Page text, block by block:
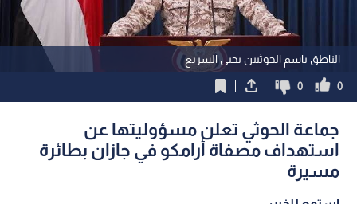
الناطق باسم الحوثيين يحيى السريع
0
0
جماعة الحوثي تعلن مسؤوليتها عن
استهداف مصفاة أرامكو في جازان بطائرة
مسيرة